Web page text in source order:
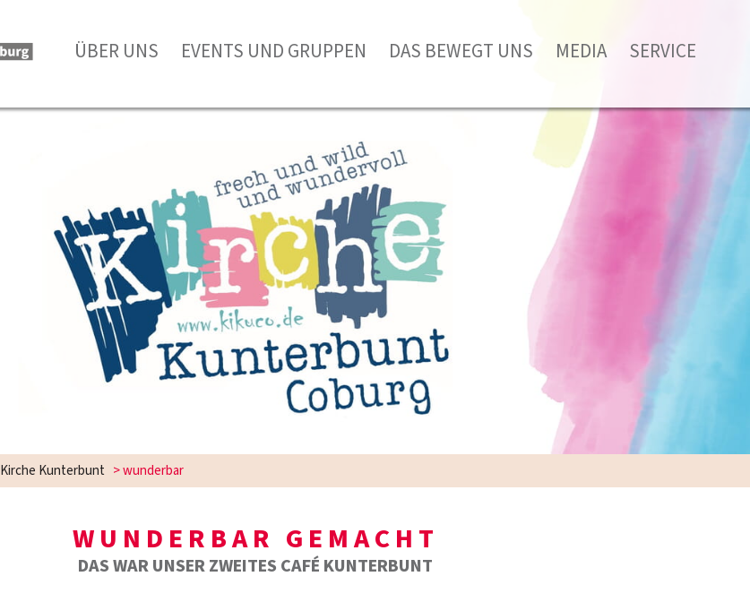
ÜBER UNS EVENTS UND GRUPPEN DAS BEWEGT UNS MEDIA SERVICE
Kirche Kunterbunt >wunderbar
WUNDERBAR GEMACHT
DAS WAR UNSER ZWEITES CAFÉ KUNTERBUNT